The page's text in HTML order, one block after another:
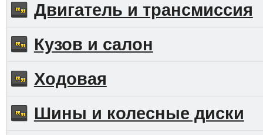
Двигатель и трансмиссия
Кузов и салон
Ходовая
Шины и колесные диски